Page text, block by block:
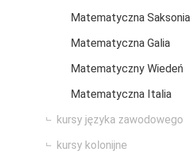
Matematyczna Saksonia
Matematyczna Galia
Matematyczny Wiedeń
Matematyczna Italia
kursy języka zawodowego
kursy kolonijne